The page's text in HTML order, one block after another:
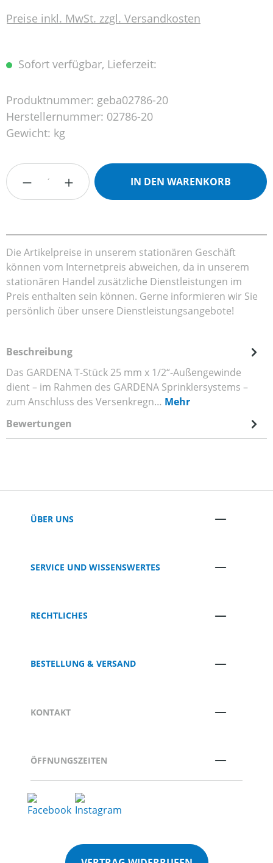
Preise inkl. MwSt. zzgl. Versandkosten
Sofort verfügbar, Lieferzeit:
Produktnummer: geba02786-20
Herstellernummer: 02786-20
Gewicht: kg
Produkt Anzahl: Gib den gewünschten
IN DEN WARENKORB
Die Artikelpreise in unserem stationären Geschäft
können vom Internetpreis abweichen, da in unserem
stationären Handel zusätzliche Dienstleistungen im
Preis enthalten sein können. Gerne informieren wir Sie
persönlich über unsere Dienstleistungsangebote!
Beschreibung
Das GARDENA T-Stück 25 mm x 1/2“-Außengewinde
dient – im Rahmen des GARDENA Sprinklersystems –
zum Anschluss des Versenkregn… Mehr
Bewertungen
ÜBER UNS
SERVICE UND WISSENSWERTES
RECHTLICHES
BESTELLUNG & VERSAND
KONTAKT
ÖFFNUNGSZEITEN